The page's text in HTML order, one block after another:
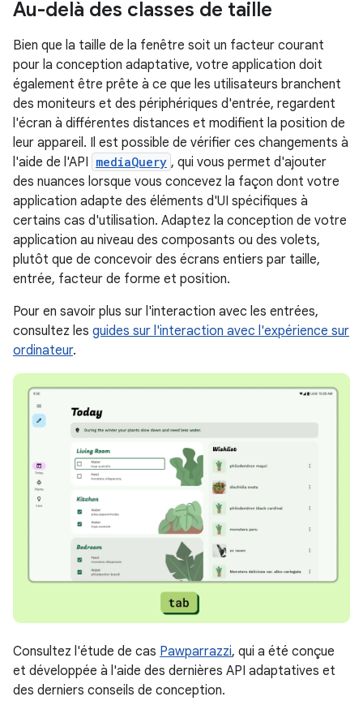
Au-delà des classes de taille
Bien que la taille de la fenêtre soit un facteur courant
pour la conception adaptative, votre application doit
également être prête à ce que les utilisateurs branchent
des moniteurs et des périphériques d'entrée, regardent
l'écran à différentes distances et modifient la position de
leur appareil. Il est possible de vérifier ces changements à
l'aide de l'API mediaQuery , qui vous permet d'ajouter
des nuances lorsque vous concevez la façon dont votre
application adapte des éléments d'UI spécifiques à
certains cas d'utilisation. Adaptez la conception de votre
application au niveau des composants ou des volets,
plutôt que de concevoir des écrans entiers par taille,
entrée, facteur de forme et position.
Pour en savoir plus sur l'interaction avec les entrées,
consultez les guides sur l'interaction avec l'expérience sur
ordinateur.
Consultez l'étude de cas Pawparrazzi, qui a été conçue
et développée à l'aide des dernières API adaptatives et
des derniers conseils de conception.